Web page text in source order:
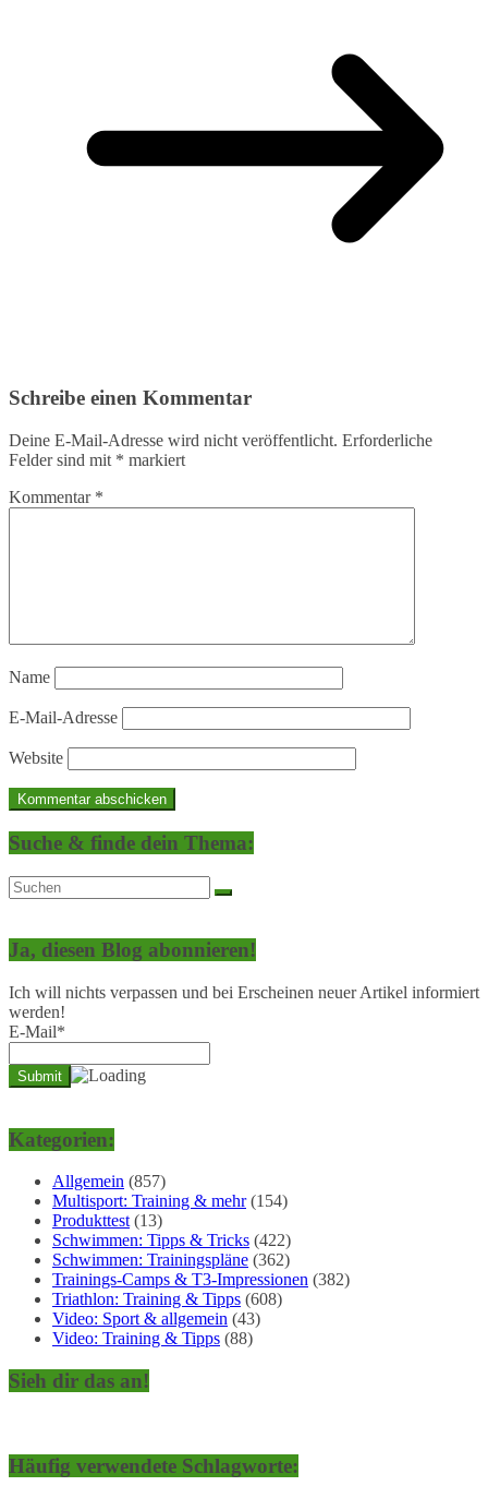
Schreibe einen Kommentar
Deine E-Mail-Adresse wird nicht veröffentlicht. Erforderliche
Felder sind mit * markiert
Kommentar *
Name
E-Mail-Adresse
Website
Suche & finde dein Thema:
Ja, diesen Blog abonnieren!
Ich will nichts verpassen und bei Erscheinen neuer Artikel informiert
werden!
E-Mail*
Kategorien:
Allgemein (857)
Multisport: Training & mehr(154)
Produkttest(13)
Schwimmen: Tipps & Tricks (422)
Schwimmen: Trainingspläne (362)
Trainings-Camps & T3-Impressionen (382)
Triathlon: Training & Tipps (608)
Video: Sport & allgemein (43)
Video: Training & Tipps (88)
Sieh dir das an!
Häufig verwendete Schlagworte: